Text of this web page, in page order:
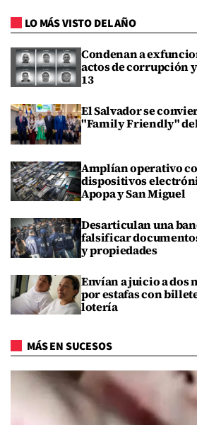
LO MÁS VISTO DEL AÑO
Condenan a
actos de corrupción
13
El Salvador se
"Family Friendly"
Amplían operativo
dispositivos
Apopa y San Miguel
Desarticulan una
falsificar
y propiedades
Envían a juicio a dos
por estafas con
lotería
MÁS EN SUCESOS